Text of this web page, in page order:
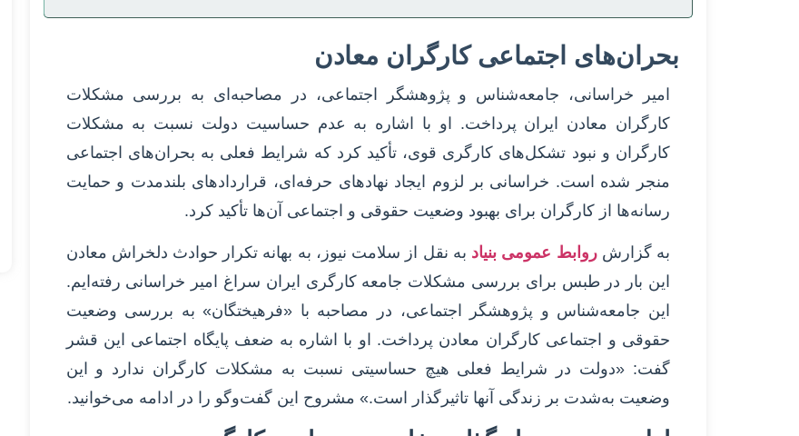
بحران‌های اجتماعی کارگران معادن
امیر خراسانی، جامعه‌شناس و پژوهشگر اجتماعی، در مصاحبه‌ای به بررسی مشکلات
کارگران معادن ایران پرداخت. او با اشاره به عدم حساسیت دولت نسبت به مشکلات
کارگران و نبود تشکل‌های کارگری قوی، تأکید کرد که شرایط فعلی به بحران‌های اجتماعی
منجر شده است. خراسانی بر لزوم ایجاد نهادهای حرفه‌ای، قراردادهای بلندمدت و حمایت
رسانه‌ها از کارگران برای بهبود وضعیت حقوقی و اجتماعی آن‌ها تأکید کرد.
به گزارشروابط عمومی بنیاد به نقل از سلامت نیوز، به بهانه تکرار حوادث دلخراش معادن
این بار در طبس برای بررسی مشکلات جامعه کارگری ایران سراغ امیر خراسانی رفته‌ایم.
این جامعه‌شناس و پژوهشگر اجتماعی، در مصاحبه با «فرهیختگان» به بررسی وضعیت
حقوقی و اجتماعی کارگران معادن پرداخت. او با اشاره به ضعف پایگاه اجتماعی این قشر
گفت: «دولت در شرایط فعلی هیچ حساسیتی نسبت به مشکلات کارگران ندارد و این
وضعیت به‌شدت بر زندگی آنها تاثیرگذار است.» مشروح این گفت‌وگو را در ادامه می‌خوانید.